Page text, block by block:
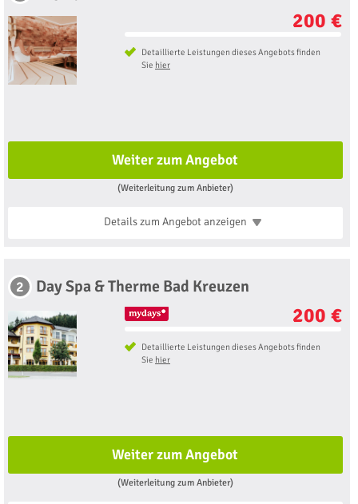
200 €
Detaillierte Leistungen dieses Angebots finden
Sie hier
Weiter zum Angebot
(Weiterleitung zum Anbieter)
Details zum Angebotanzeigen
2 Day Spa & Therme Bad Kreuzen
200 €
Detaillierte Leistungen dieses Angebots finden
Sie hier
Weiter zum Angebot
(Weiterleitung zum Anbieter)